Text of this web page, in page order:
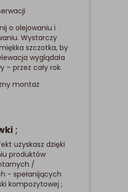
o olejowaniu i
Wystarczy
szczotka, by
wyglądała
– przez cały rok.
montaż
;
uzyskasz dzięki
produktów
/
- spełanijących
kompozytowej ;